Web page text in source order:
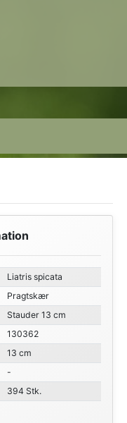
Liatris spicata
Pragtskær
Stauder 13 cm
130362
13 cm
-
394 Stk.